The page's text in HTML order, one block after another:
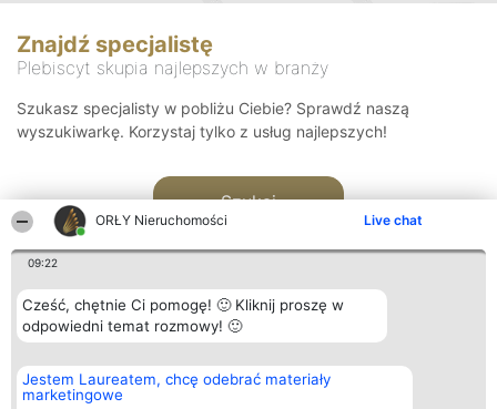
ORŁY Nieruchomości Live chat
09:22
Cześć, chętnie Ci pomogę! 🙂 Kliknij proszę w
odpowiedni temat rozmowy! 🙂
Jestem Laureatem, chcę odebrać materiały
marketingowe
Znajdź specjalistę
Plebiscyt skupia najlepszych w branży
Szukasz specjalisty w pobliżu Ciebie? Sprawdź naszą
wyszukiwarkę. Korzystaj tylko z usług najlepszych!
Szukaj
Organizator plebiscytu
Bright Side Solutions sp. z o.
o. sp. k.
Plebiscyt
Laureaci
Kontakt
Kontakt